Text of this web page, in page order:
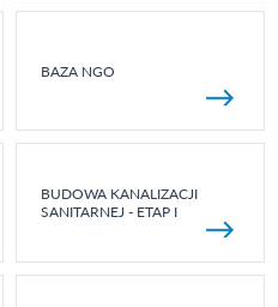
BAZA NGO
BUDOWA KANALIZACJI
SANITARNEJ - ETAP I